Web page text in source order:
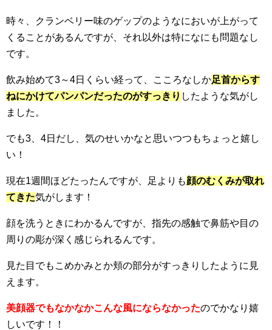
時々、クランベリー味のゲップのようなにおいが上がって
くることがあるんですが、それ以外は特になにも問題なし
です。
飲み始めて3～4日くらい経って、こころなしか足首からす
ねにかけてパンパンだったのがすっきり したような気がし
ました。
でも3、4日だし、気のせいかなと思いつつもちょっと嬉し
い！
現在1週間ほどたったんですが、足よりも顔のむくみが取れ
てきた気がします！
顔を洗うときにわかるんですが、指先の感触で鼻筋や目の
周りの彫が深く感じられるんです。
見た目でもこめかみとか頬の部分がすっきりしたように見
えます。
美顔器でもなかなかこんな風にならなかったのでかなり嬉
しいです！！